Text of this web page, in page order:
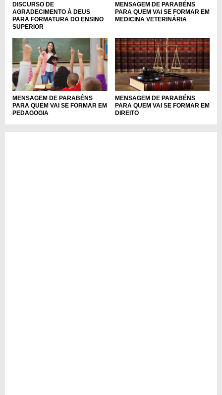
DISCURSO DE
AGRADECIMENTO À DEUS
PARA FORMATURA DO ENSINO
SUPERIOR
MENSAGEM DE PARABÉNS
PARA QUEM VAI SE FORMAR EM
MEDICINA VETERINÁRIA
MENSAGEM DE PARABÉNS
PARA QUEM VAI SE FORMAR EM
PEDAGOGIA
MENSAGEM DE PARABÉNS
PARA QUEM VAI SE FORMAR EM
DIREITO